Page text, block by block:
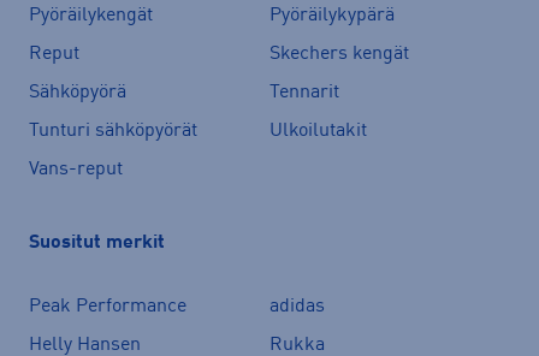
Pyöräilykengät
Pyöräilykypärä
Reput
Skechers kengät
Sähköpyörä
Tennarit
Tunturi sähköpyörät
Ulkoilutakit
Vans-reput
Suositut merkit
Peak Performance
adidas
Helly Hansen
Rukka